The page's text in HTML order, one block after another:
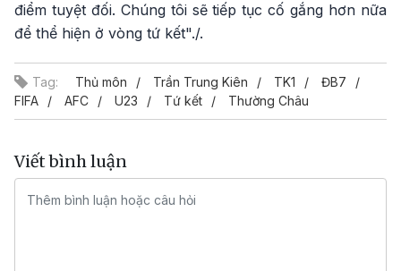
điểm tuyệt đối. Chúng tôi sẽ tiếp tục cố gắng hơn nữa
để thể hiện ở vòng tứ kết"./.
Tag: Thủ môn Trần Trung Kiên TK1
ĐB7
FIFA
AFC U23 Tứ kết Thường Châu
Viết bình luận